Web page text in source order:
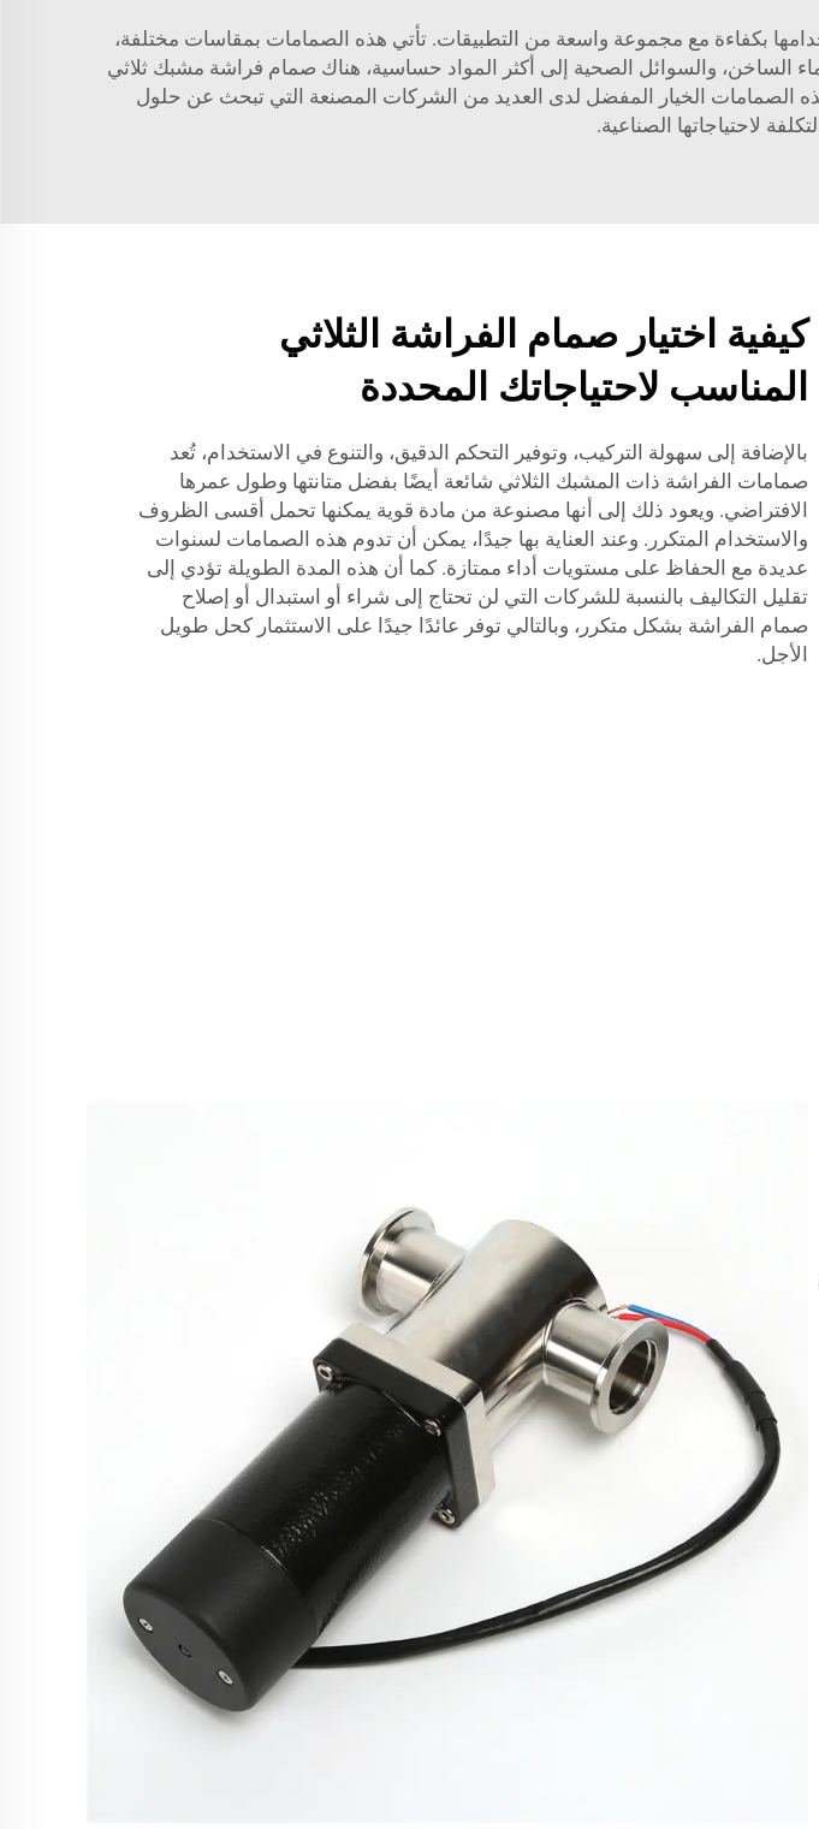
بكفاءة مع مجموعة واسعة من التطبيقات. تأتي هذه الصمامات بمقاسات مختلفة،
الساخن، والسوائل الصحية إلى أكثر المواد حساسية، هناك صمام فراشة مشبك ثلاثي
الصمامات الخيار المفضل لدى العديد من الشركات المصنعة التي تبحث عن حلول
لاحتياجاتها الصناعية.
كيفية اختيار صمام الفراشة الثلاثي
المناسب لاحتياجاتك المحددة
بالإضافة إلى سهولة التركيب، وتوفير التحكم الدقيق، والتنوع في الاستخدام، تُعد
صمامات الفراشة ذات المشبك الثلاثي شائعة أيضًا بفضل متانتها وطول عمرها
الافتراضي. ويعود ذلك إلى أنها مصنوعة من مادة قوية يمكنها تحمل أقسى الظروف
والاستخدام المتكرر. وعند العناية بها جيدًا، يمكن أن تدوم هذه الصمامات لسنوات
عديدة مع الحفاظ على مستويات أداء ممتازة. كما أن هذه المدة الطويلة تؤدي إلى
تقليل التكاليف بالنسبة للشركات التي لن تحتاج إلى شراء أو استبدال أو إصلاح
صمام الفراشة بشكل متكرر، وبالتالي توفر عائدًا جيدًا على الاستثمار كحل طويل
الأجل.